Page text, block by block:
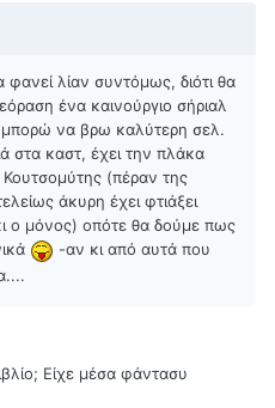
λίαν συντόμως, διότι θα
ένα καινούργιο σήριαλ
μπορώ να βρω καλύτερη σελ.
στα καστ, έχει την πλάκα
Κουτσομύτης (πέραν της
άκυρη έχει φτιάξει
ο μόνος) οπότε θα δούμε πως
-αν κι από αυτά που
Είχε μέσα φάντασυ